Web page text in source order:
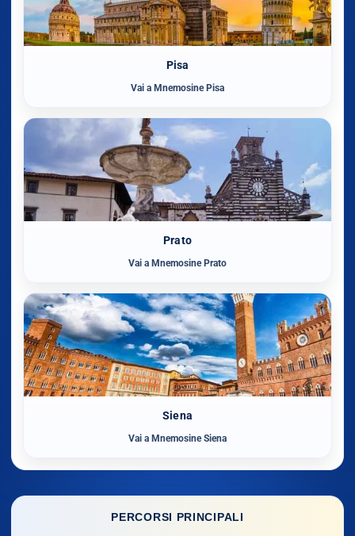
Pisa
Vai a Mnemosine Pisa
Prato
Vai a Mnemosine Prato
Siena
Vai a Mnemosine Siena
PERCORSI PRINCIPALI